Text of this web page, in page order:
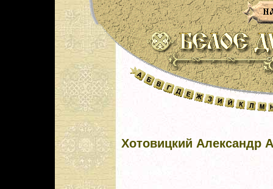
Хотовицкий Александр